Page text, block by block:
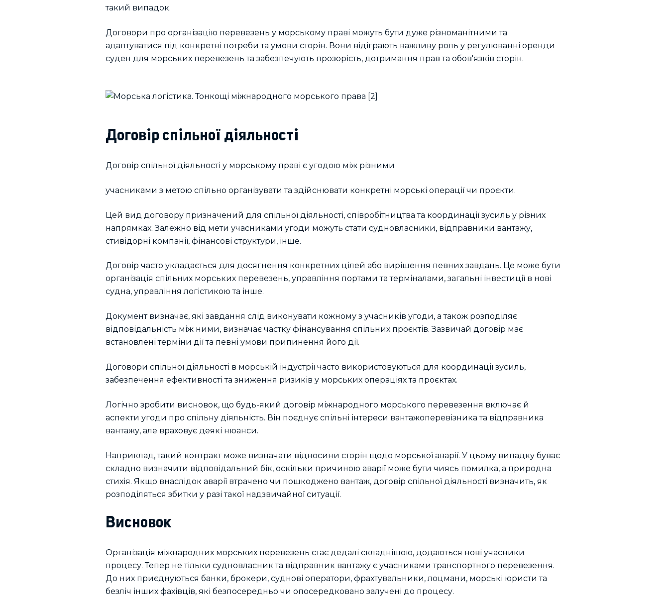
такий випадок.
Договори про організацію перевезень у морському праві можуть бути дуже різноманітними та
адаптуватися під конкретні потреби та умови сторін. Вони відіграють важливу роль у регулюванні оренди
суден для морських перевезень та забезпечують прозорість, дотримання прав та обов'язків сторін.
Договір спільної діяльності
Договір спільної діяльності у морському праві є угодою між різними
учасниками з метою спільно організувати та здійснювати конкретні морські операції чи проєкти.
Цей вид договору призначений для спільної діяльності, співробітництва та координації зусиль у різних
напрямках. Залежно від мети учасниками угоди можуть стати судновласники, відправники вантажу,
стивідорні компанії, фінансові структури, інше.
Договір часто укладається для досягнення конкретних цілей або вирішення певних завдань. Це може бути
організація спільних морських перевезень, управління портами та терміналами, загальні інвестиції в нові
судна, управління логістикою та інше.
Документ визначає, які завдання слід виконувати кожному з учасників угоди, а також розподіляє
відповідальність між ними, визначає частку фінансування спільних проєктів. Зазвичай договір має
встановлені терміни дії та певні умови припинення його дії.
Договори спільної діяльності в морській індустрії часто використовуються для координації зусиль,
забезпечення ефективності та зниження ризиків у морських операціях та проєктах.
Логічно зробити висновок, що будь-який договір міжнародного морського перевезення включає й
аспекти угоди про спільну діяльність. Він поєднує спільні інтереси вантажоперевізника та відправника
вантажу, але враховує деякі нюанси.
Наприклад, такий контракт може визначати відносини сторін щодо морської аварії. У цьому випадку буває
складно визначити відповідальний бік, оскільки причиною аварії може бути чиясь помилка, а природна
стихія. Якщо внаслідок аварії втрачено чи пошкоджено вантаж, договір спільної діяльності визначить, як
розподіляться збитки у разі такої надзвичайної ситуації.
Висновок
Організація міжнародних морських перевезень стає дедалі складнішою, додаються нові учасники
процесу. Тепер не тільки судновласник та відправник вантажу є учасниками транспортного перевезення.
До них приєднуються банки, брокери, суднові оператори, фрахтувальники, лоцмани, морські юристи та
безліч інших фахівців, які безпосередньо чи опосередковано залучені до процесу.